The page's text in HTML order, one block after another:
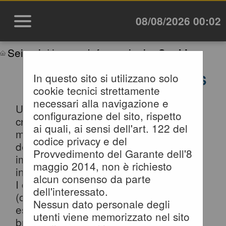
08/08/2026 00:02
Sei qui: Home»Informazioni»Cookies
In questo sito si utilizzano solo
cookie tecnici strettamente
necessari alla navigazione e
configurazione del sito, rispetto
ai quali, ai sensi dell'art. 122 del
codice privacy e del
Provvedimento del Garante dell'8
maggio 2014, non è richiesto
alcun consenso da parte
dell'interessato.
Nessun dato personale degli
utenti viene memorizzato nel sito
INFORMATIVA SUI COOKIES
Un "cookie" è un piccolo file di testo
creato sul computer dell'utente al
momento in cui questo accede ad un
determinato sito, con lo scopo di
immagazzinare e trasportare
informazioni.
I cookie sono inviati da un server web
(che è il computer sul quale è in
esecuzione il sito web visitato) al
browser dell'utente (Internet Explorer,